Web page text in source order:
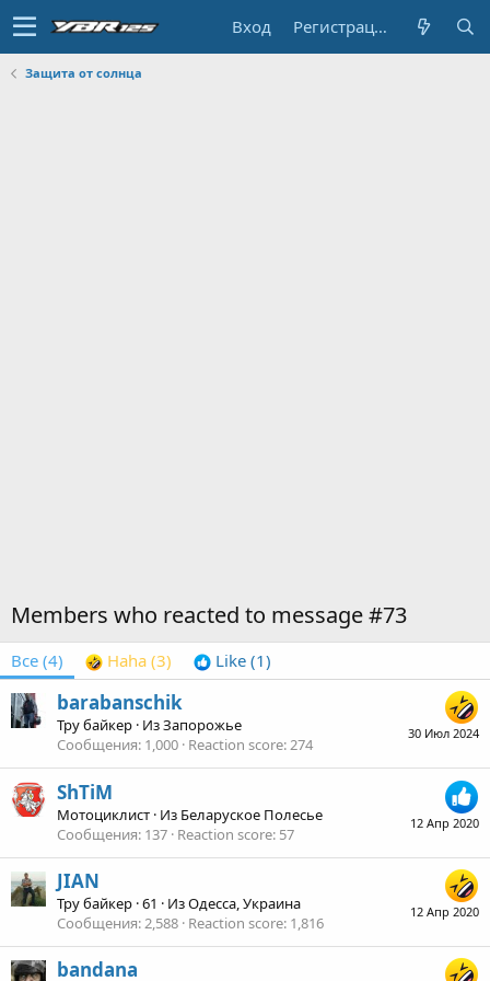
Вход Регистрация
Защита от солнца
Members who reacted to message #73
Все (4) Haha (3) Like (1)
30 Июл 2024
barabanschik
Тру байкер · ИзЗапорожье
Сообщения 1,000 Reaction score 274
12 Апр 2020
ShTiM
Мотоциклист · Из Беларуское Полесье
Сообщения 137 Reaction score 57
12 Апр 2020
JIAN
Тру байкер ·61 · ИзОдесса, Украина
Сообщения 2,588 Reaction score 1,816
bandana